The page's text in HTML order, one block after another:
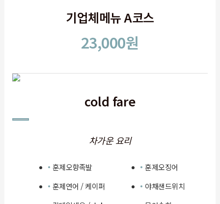
기업체메뉴 A코스
23,000원
cold fare
차가운 요리
훈제오향족발
훈제오징어
훈제연어 / 케이퍼
야채샌드위치